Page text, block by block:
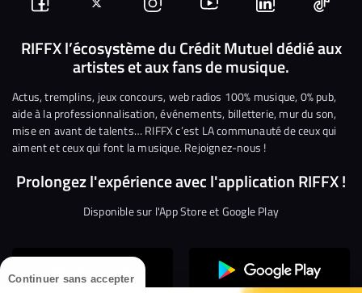
Continuer sans accepter
Suivez-
nous
Facebook
Suivez-
nous
sur
Twitter
Nous
rejoindre
sur
Instagram
Nous
rejoindre
sur
YouTube
Nous
rejoindre
sur
Linkedin
Nous
RIFFX l’écosystème du Crédit Mutuel dédié aux
artistes et aux fans de musique.
Actus, tremplins, jeux concours, web radios 100% musique, 0% pub,
aide à la professionnalisation, événements, billetterie, mur du son,
mise en avant de talents… RIFFX c’est LA communauté de ceux qui
aiment et ceux qui font la musique. Rejoignez-nous !
Prolongez l'expérience avec l'application RIFFX !
Disponible sur l'App Store et Google Play